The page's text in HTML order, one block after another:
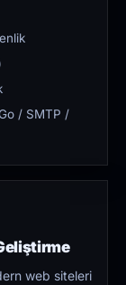
/ SMTP /
web siteleri